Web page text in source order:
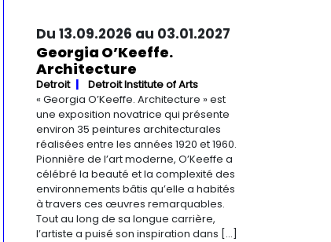
Du 13.09.2026 au 03.01.2027
Georgia O’Keeffe.
Architecture
Detroit
Detroit Institute of Arts
« Georgia O’Keeffe. Architecture » est
une exposition novatrice qui présente
environ 35 peintures architecturales
réalisées entre les années 1920 et 1960.
Pionnière de l’art moderne, O’Keeffe a
célébré la beauté et la complexité des
environnements bâtis qu’elle a habités
à travers ces œuvres remarquables.
Tout au long de sa longue carrière,
l’artiste a puisé son inspiration dans […]